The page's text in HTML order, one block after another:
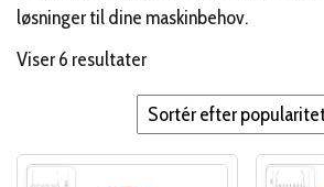
løsninger til dine maskinbehov.
Viser 6 resultaterSorteret
efter
popularitet